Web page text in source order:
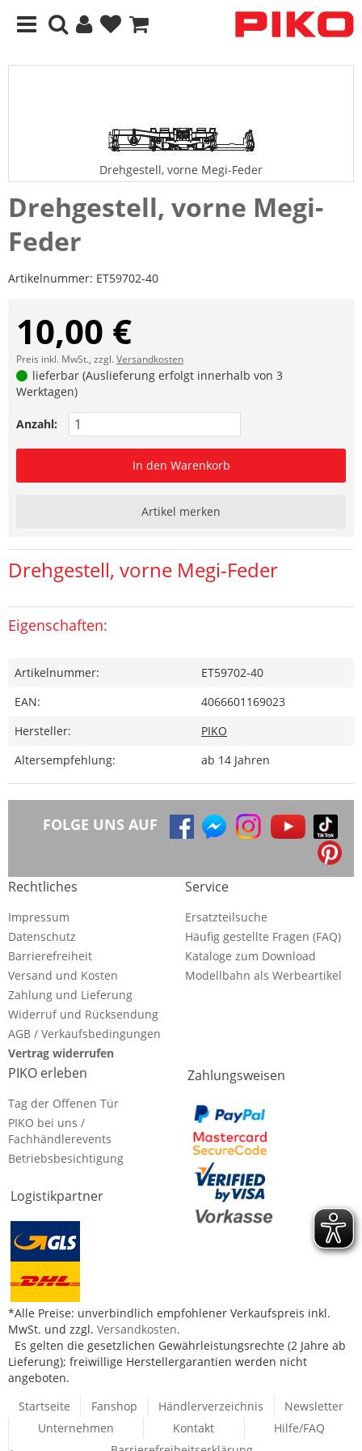
Drehgestell, vorne Megi-Feder
Drehgestell, vorne Megi-
Feder
Artikelnummer: ET59702-40
10,00 €
Preis inkl. MwSt., zzgl.Versandkosten
lieferbar (Auslieferung erfolgt innerhalb von 3
Werktagen)
Anzahl:
In den Warenkorb
Artikel merken
Drehgestell, vorne Megi-Feder
Eigenschaften:
Artikelnummer:
ET59702-40
EAN:
4066601169023
Hersteller:
PIKO
Altersempfehlung:
ab 14 Jahren
FOLGE UNS AUF
Rechtliches
Impressum
Datenschutz
Barrierefreiheit
Versand und Kosten
Zahlung und Lieferung
Widerruf und Rücksendung
AGB / Verkaufsbedingungen
Vertrag widerrufen
Service
Ersatzteilsuche
Häufig gestellte Fragen (FAQ)
Kataloge zum Download
Modellbahn als Werbeartikel
PIKO erleben
Tag der Offenen Tür
PIKO bei uns /
Fachhändlerevents
Betriebsbesichtigung
Logistikpartner
Zahlungsweisen
*Alle Preise: unverbindlich empfohlener Verkaufspreis inkl.
MwSt. und zzgl. Versandkosten.
Es gelten die gesetzlichen Gewährleistungsrechte (2 Jahre ab
Lieferung); freiwillige Herstellergarantien werden nicht
angeboten.
Startseite
Fanshop Händlerverzeichnis
Newsletter
Unternehmen
Kontakt
Hilfe/FAQ